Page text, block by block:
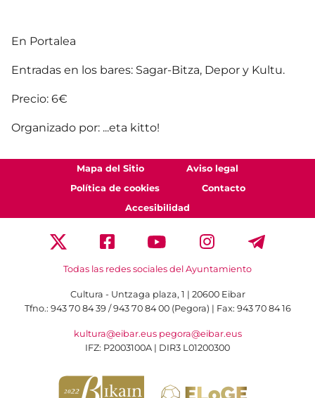
En Portalea
Entradas en los bares: Sagar-Bitza, Depor y Kultu.
Precio: 6€
Organizado por: ...eta kitto!
Mapa del Sitio
Aviso legal
Política de cookies
Contacto
Accesibilidad
Todas las redes sociales del Ayuntamiento
Cultura - Untzaga plaza, 1 | 20600 Eibar
Tfno.: 943 70 84 39 / 943 70 84 00 (Pegora) | Fax: 943 70 84 16
kultura@eibar.eus pegora@eibar.eus
IFZ: P2003100A | DIR3 L01200300